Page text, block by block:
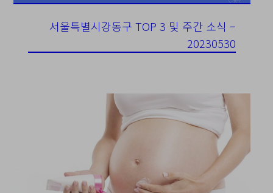
서울특별시강동구 TOP 3 및 주간 소식 –
20230530